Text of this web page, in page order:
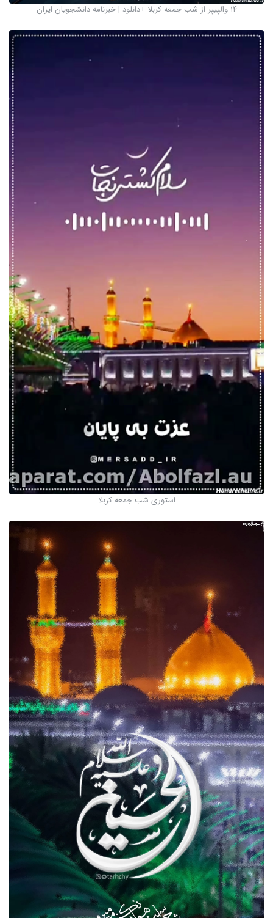
۱۴ والپیپر از شب جمعه کربلا +دانلود | خبرنامه دانشجویان ایران
استوری شب جمعه کربلا